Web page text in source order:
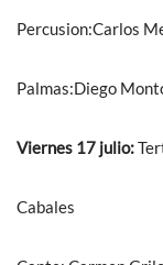
Percusion:Carlos
Palmas:Diego
Viernes 17 julio:
Cabales